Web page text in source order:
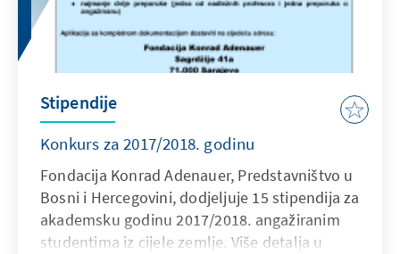
Stipendije
Konkurs za 2017/2018. godinu
Fondacija Konrad Adenauer, Predstavništvo u
Bosni i Hercegovini, dodjeljuje 15 stipendija za
akademsku godinu 2017/2018. angažiranim
studentima iz cijele zemlje. Više detalja u